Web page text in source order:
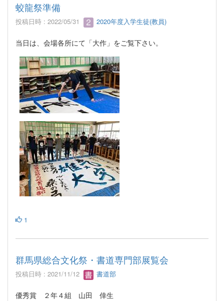
蛟龍祭準備
投稿日時 : 2022/05/31 2020年度入学生徒(教員)
当日は、会場各所にて「大作」をご覧下さい。
1
群馬県総合文化祭・書道専門部展覧会
投稿日時 : 2021/11/12 書道部
優秀賞 ２年４組 山田 倖生